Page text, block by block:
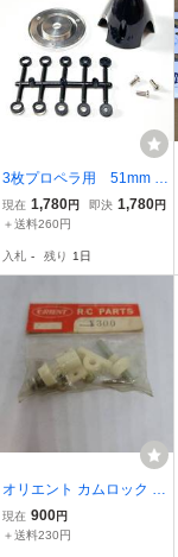
3枚プロペラ用 51mm ア
ルミバックプレート 黒色
プラスピンナー
現在 1,780円 即決 1,780円
＋送料260円
入札 - 残り 1日
オリエント カムロック Or
ient Camlock
現在 900円
＋送料230円